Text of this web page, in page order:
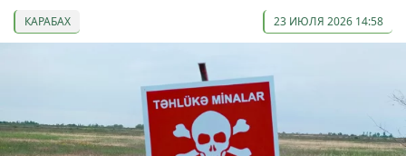
КАРАБАХ 23 ИЮЛЯ 2026 14:58